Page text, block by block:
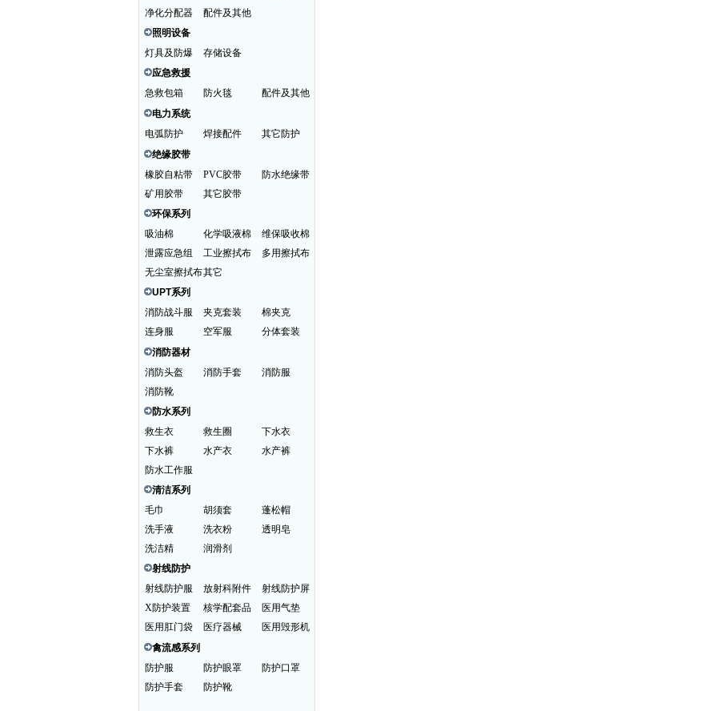
净化分配器
配件及其他
照明设备
灯具及防爆
存储设备
应急救援
急救包箱
防火毯
配件及其他
电力系统
电弧防护
焊接配件
其它防护
绝缘胶带
橡胶自粘带
PVC胶带
防水绝缘带
矿用胶带
其它胶带
环保系列
吸油棉
化学吸液棉
维保吸收棉
泄露应急组
工业擦拭布
多用擦拭布
无尘室擦拭布其它
UPT系列
消防战斗服
夹克套装
棉夹克
连身服
空军服
分体套装
消防器材
消防头盔
消防手套
消防服
消防靴
防水系列
救生衣
救生圈
下水衣
下水裤
水产衣
水产裤
防水工作服
清洁系列
毛巾
胡须套
蓬松帽
洗手液
洗衣粉
透明皂
洗洁精
润滑剂
射线防护
射线防护服
放射科附件
射线防护屏
X防护装置
核学配套品
医用气垫
医用肛门袋
医疗器械
医用毁形机
禽流感系列
防护服
防护眼罩
防护口罩
防护手套
防护靴